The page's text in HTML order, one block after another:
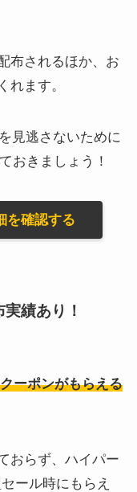
布されるほか、お
れます。
見逃さないために
おきましょう！
を確認する
績あり！
ーポンがもらえる
おらず、ハイパー
ール時にもらえ